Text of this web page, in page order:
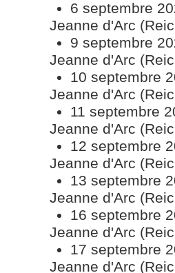
6 septembre
Jeanne d'Arc
9 septembre
Jeanne d'Arc
10 septembre
Jeanne d'Arc
11 septembre
Jeanne d'Arc
12 septembre
Jeanne d'Arc
13 septembre
Jeanne d'Arc
16 septembre
Jeanne d'Arc
17 septembre
Jeanne d'Arc